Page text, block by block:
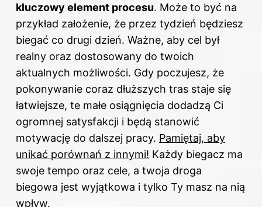
kluczowy element procesu. Może to być na
przykład założenie, że przez tydzień będziesz
biegać co drugi dzień. Ważne, aby cel był
realny oraz dostosowany do twoich
aktualnych możliwości. Gdy poczujesz, że
pokonywanie coraz dłuższych tras staje się
łatwiejsze, te małe osiągnięcia dodadzą Ci
ogromnej satysfakcji i będą stanowić
motywację do dalszej pracy. Pamiętaj, aby
unikać porównań z innymi! Każdy biegacz ma
swoje tempo oraz cele, a twoja droga
biegowa jest wyjątkowa i tylko Ty masz na nią
wpływ.